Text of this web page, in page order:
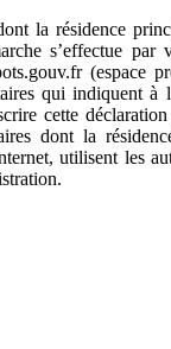
la résidence
s’effectue par
(espace
qui indiquent à
cette
dont la
utilisent les